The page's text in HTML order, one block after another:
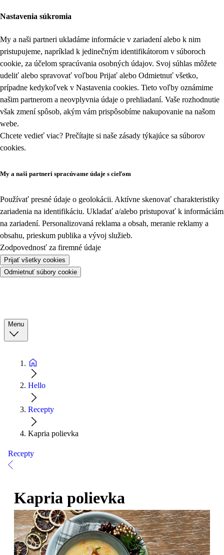
Nastavenia súkromia
My a naši partneri ukladáme informácie v zariadení alebo k nim
pristupujeme, napríklad k jedinečným identifikátorom v súboroch
cookie, za účelom spracúvania osobných údajov. Svoj súhlas môžete
udeliť alebo spravovať voľbou Prijať alebo Odmietnuť všetko,
prípadne kedykoľvek v Nastavenia cookies. Tieto voľby oznámime
našim partnerom a neovplyvnia údaje o prehliadaní. Vaše rozhodnutie
však zmení spôsob, akým vám prispôsobíme nakupovanie na našom
webe.
Chcete vedieť viac? Prečítajte si naše zásady týkajúce sa súborov
cookies.
My a naši partneri spracúvame údaje s cieľom
Používať presné údaje o geolokácii. Aktívne skenovať charakteristiky
zariadenia na identifikáciu. Ukladať a/alebo pristupovať k informáciám
na zariadení. Personalizovaná reklama a obsah, meranie reklamy a
obsahu, prieskum publika a vývoj služieb.
Zodpovednosť za firemné údaje
Prijať všetky cookies
Odmietnuť súbory cookie
Menu
Hello
Recepty
Kapria polievka
Recepty
Kapria polievka